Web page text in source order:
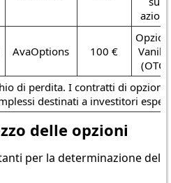
azioni
AvaOptions 100 €
Vanilla
(OTC)
di perdita. I contratti di
destinati a investitori
delle opzioni
per la determinazione del